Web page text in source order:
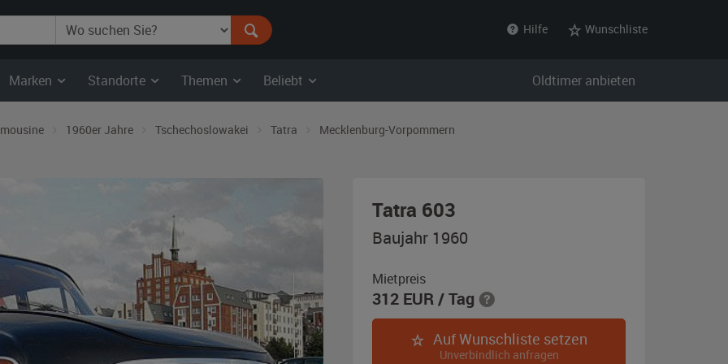
Hilfe Wunschliste
Marken Standorte Themen Beliebt Oldtimer anbieten
1960er Jahre Tschechoslowakei Tatra Mecklenburg-Vorpommern
Tatra 603
Baujahr
Baujahr 1960
Mietpreis
312 EUR/ Tag
Auf Wunschliste setzen
Unverbindlich anfragen